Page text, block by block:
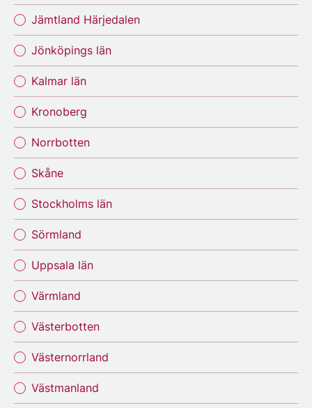
Jämtland Härjedalen
Jönköpings län
Kalmar län
Kronoberg
Norrbotten
Skåne
Stockholms län
Sörmland
Uppsala län
Värmland
Västerbotten
Västernorrland
Västmanland